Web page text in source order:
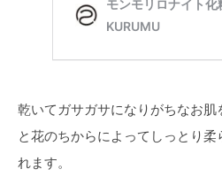
乾いてガサガサになりがちなお
と花のちからによってしっとり柔
れます。